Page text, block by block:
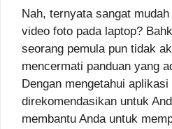
Nah, ternyata sangat
video foto pada laptop?
seorang pemula pun tidak
mencermati panduan yang
Dengan mengetahui aplikasi
direkomendasikan untuk
membantu Anda untuk